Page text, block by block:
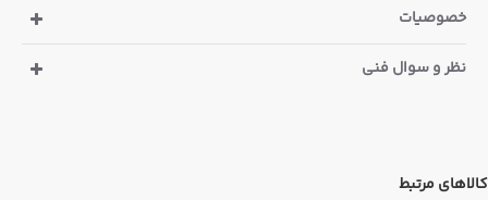
خصوصیات
نظر و سوال فنی
کالاهای مرتبط